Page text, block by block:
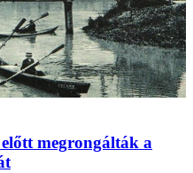
megrongálták a